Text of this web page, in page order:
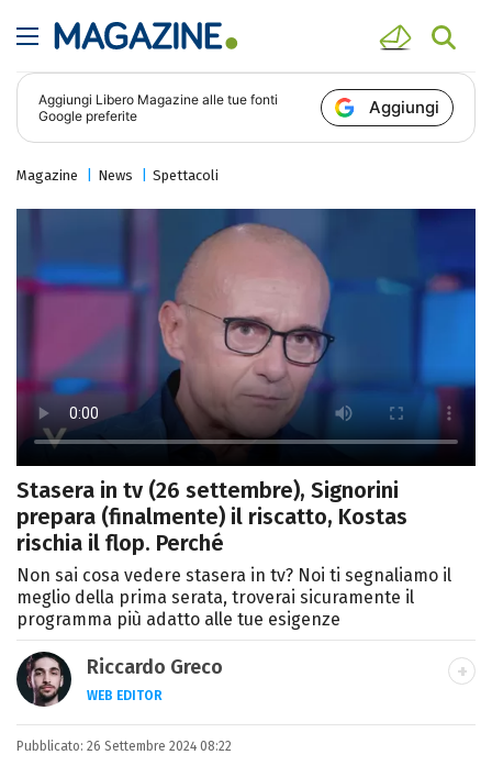
Aggiungi Libero Magazine alle tue fonti
Google preferite
Aggiungi
Magazine News Spettacoli
Stasera in tv (26 settembre), Signorini
prepara (finalmente) il riscatto, Kostas
rischia il flop. Perché
Non sai cosa vedere stasera in tv? Noi ti segnaliamo il
meglio della prima serata, troverai sicuramente il
programma più adatto alle tue esigenze
Riccardo Greco
WEB EDITOR
LINKEDIN
Si avvicina all'editoria studiando all'IED
Pubblicato: 26 Settembre 2024 08:22